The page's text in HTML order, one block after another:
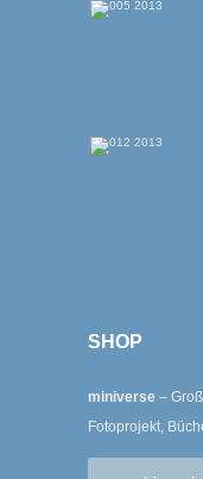
SHOP
miniverse –
Fotoprojekt,